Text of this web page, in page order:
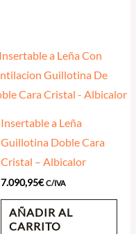
Insertable a Leña
Guillotina Doble Cara
Cristal – Albicalor
7.090,95€ C/IVA
AÑADIR AL
CARRITO